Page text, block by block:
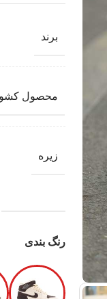
برند
محصول
زیره
رنگ بندی